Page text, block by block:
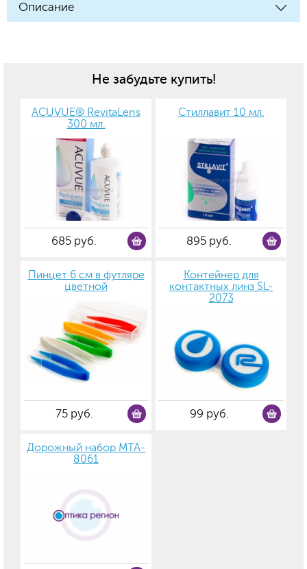
Описание
Не забудьте купить!
ACUVUE® RevitaLens
300 мл.
685 руб.
Стиллавит 10 мл.
895 руб.
Пинцет 6 см в футляре
цветной
75 руб.
Контейнер для
контактных линз SL-
2073
99 руб.
Дорожный набор MTA-
8061